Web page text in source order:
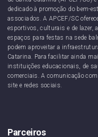
dedicado à promoção do bem-
associados. A APCEF/SC
esportivos, culturais e de lazer,
espaços para festas na sede
podem aproveitar a
Catarina. Para facilitar ainda
instituições educacionais, de
comerciais. A comunicação
site e redes sociais.
Parceiros